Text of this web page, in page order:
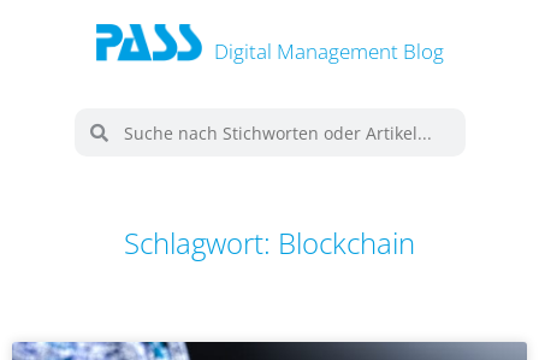
Digital Management Blog
Schlagwort: Blockchain